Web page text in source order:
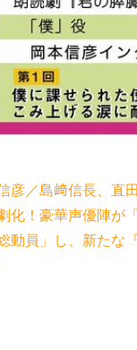
彦／島﨑信長、直
化！豪華声優陣が
動員」し、新たな